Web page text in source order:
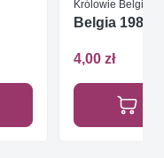
Królowie Belgijscy
Belgia 1985
4,00 zł